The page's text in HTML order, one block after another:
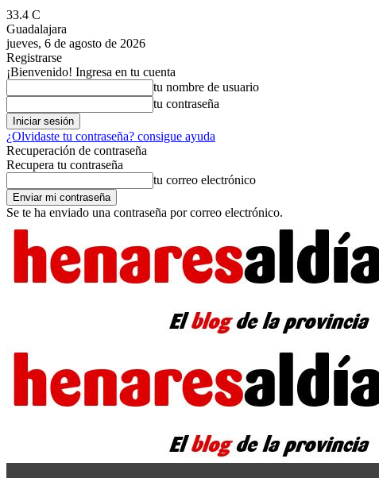
33.4 C
Guadalajara
jueves, 6 de agosto de 2026
Registrarse
¡Bienvenido! Ingresa en tu cuenta
tu nombre de usuario
tu contraseña
¿Olvidaste tu contraseña? consigue ayuda
Recuperación de contraseña
Recupera tu contraseña
tu correo electrónico
Se te ha enviado una contraseña por correo electrónico.